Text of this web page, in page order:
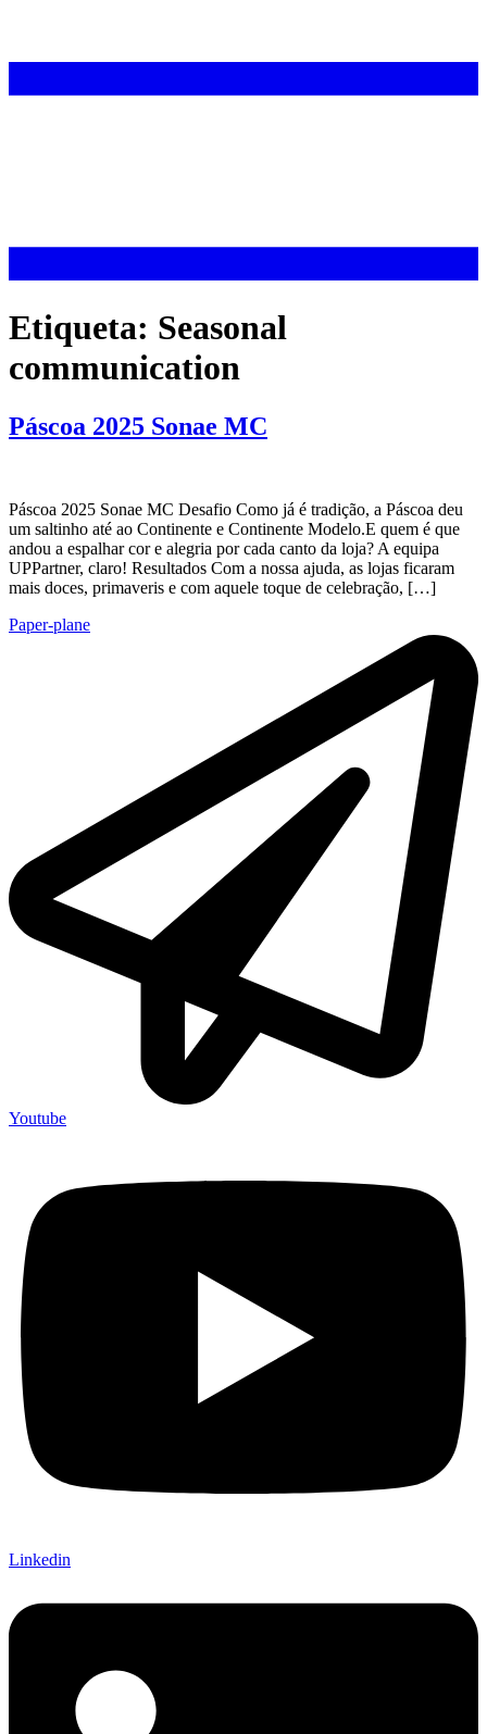
Etiqueta: Seasonal
communication
Páscoa 2025 Sonae MC
Páscoa 2025 Sonae MC Desafio Como já é tradição, a Páscoa deu
um saltinho até ao Continente e Continente Modelo.E quem é que
andou a espalhar cor e alegria por cada canto da loja? A equipa
UPPartner, claro! Resultados Com a nossa ajuda, as lojas ficaram
mais doces, primaveris e com aquele toque de celebração, […]
Paper-plane
Youtube
Linkedin